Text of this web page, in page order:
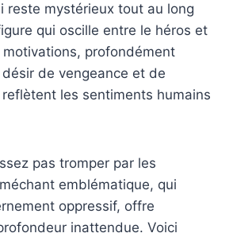
reste mystérieux tout au long
qui oscille entre le héros et
motivations, profondément
de vengeance et de
les sentiments humains
pas tromper par les
emblématique, qui
oppressif, offre
inattendue. Voici